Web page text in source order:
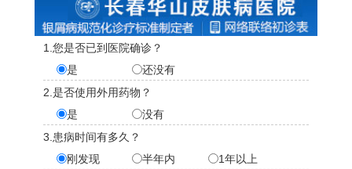
1.您是否已到医院确诊？
是
还没有
2.是否使用外用药物？
是
没有
3.患病时间有多久？
刚发现
半年内
1年以上